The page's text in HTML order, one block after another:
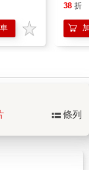
38 折
條列